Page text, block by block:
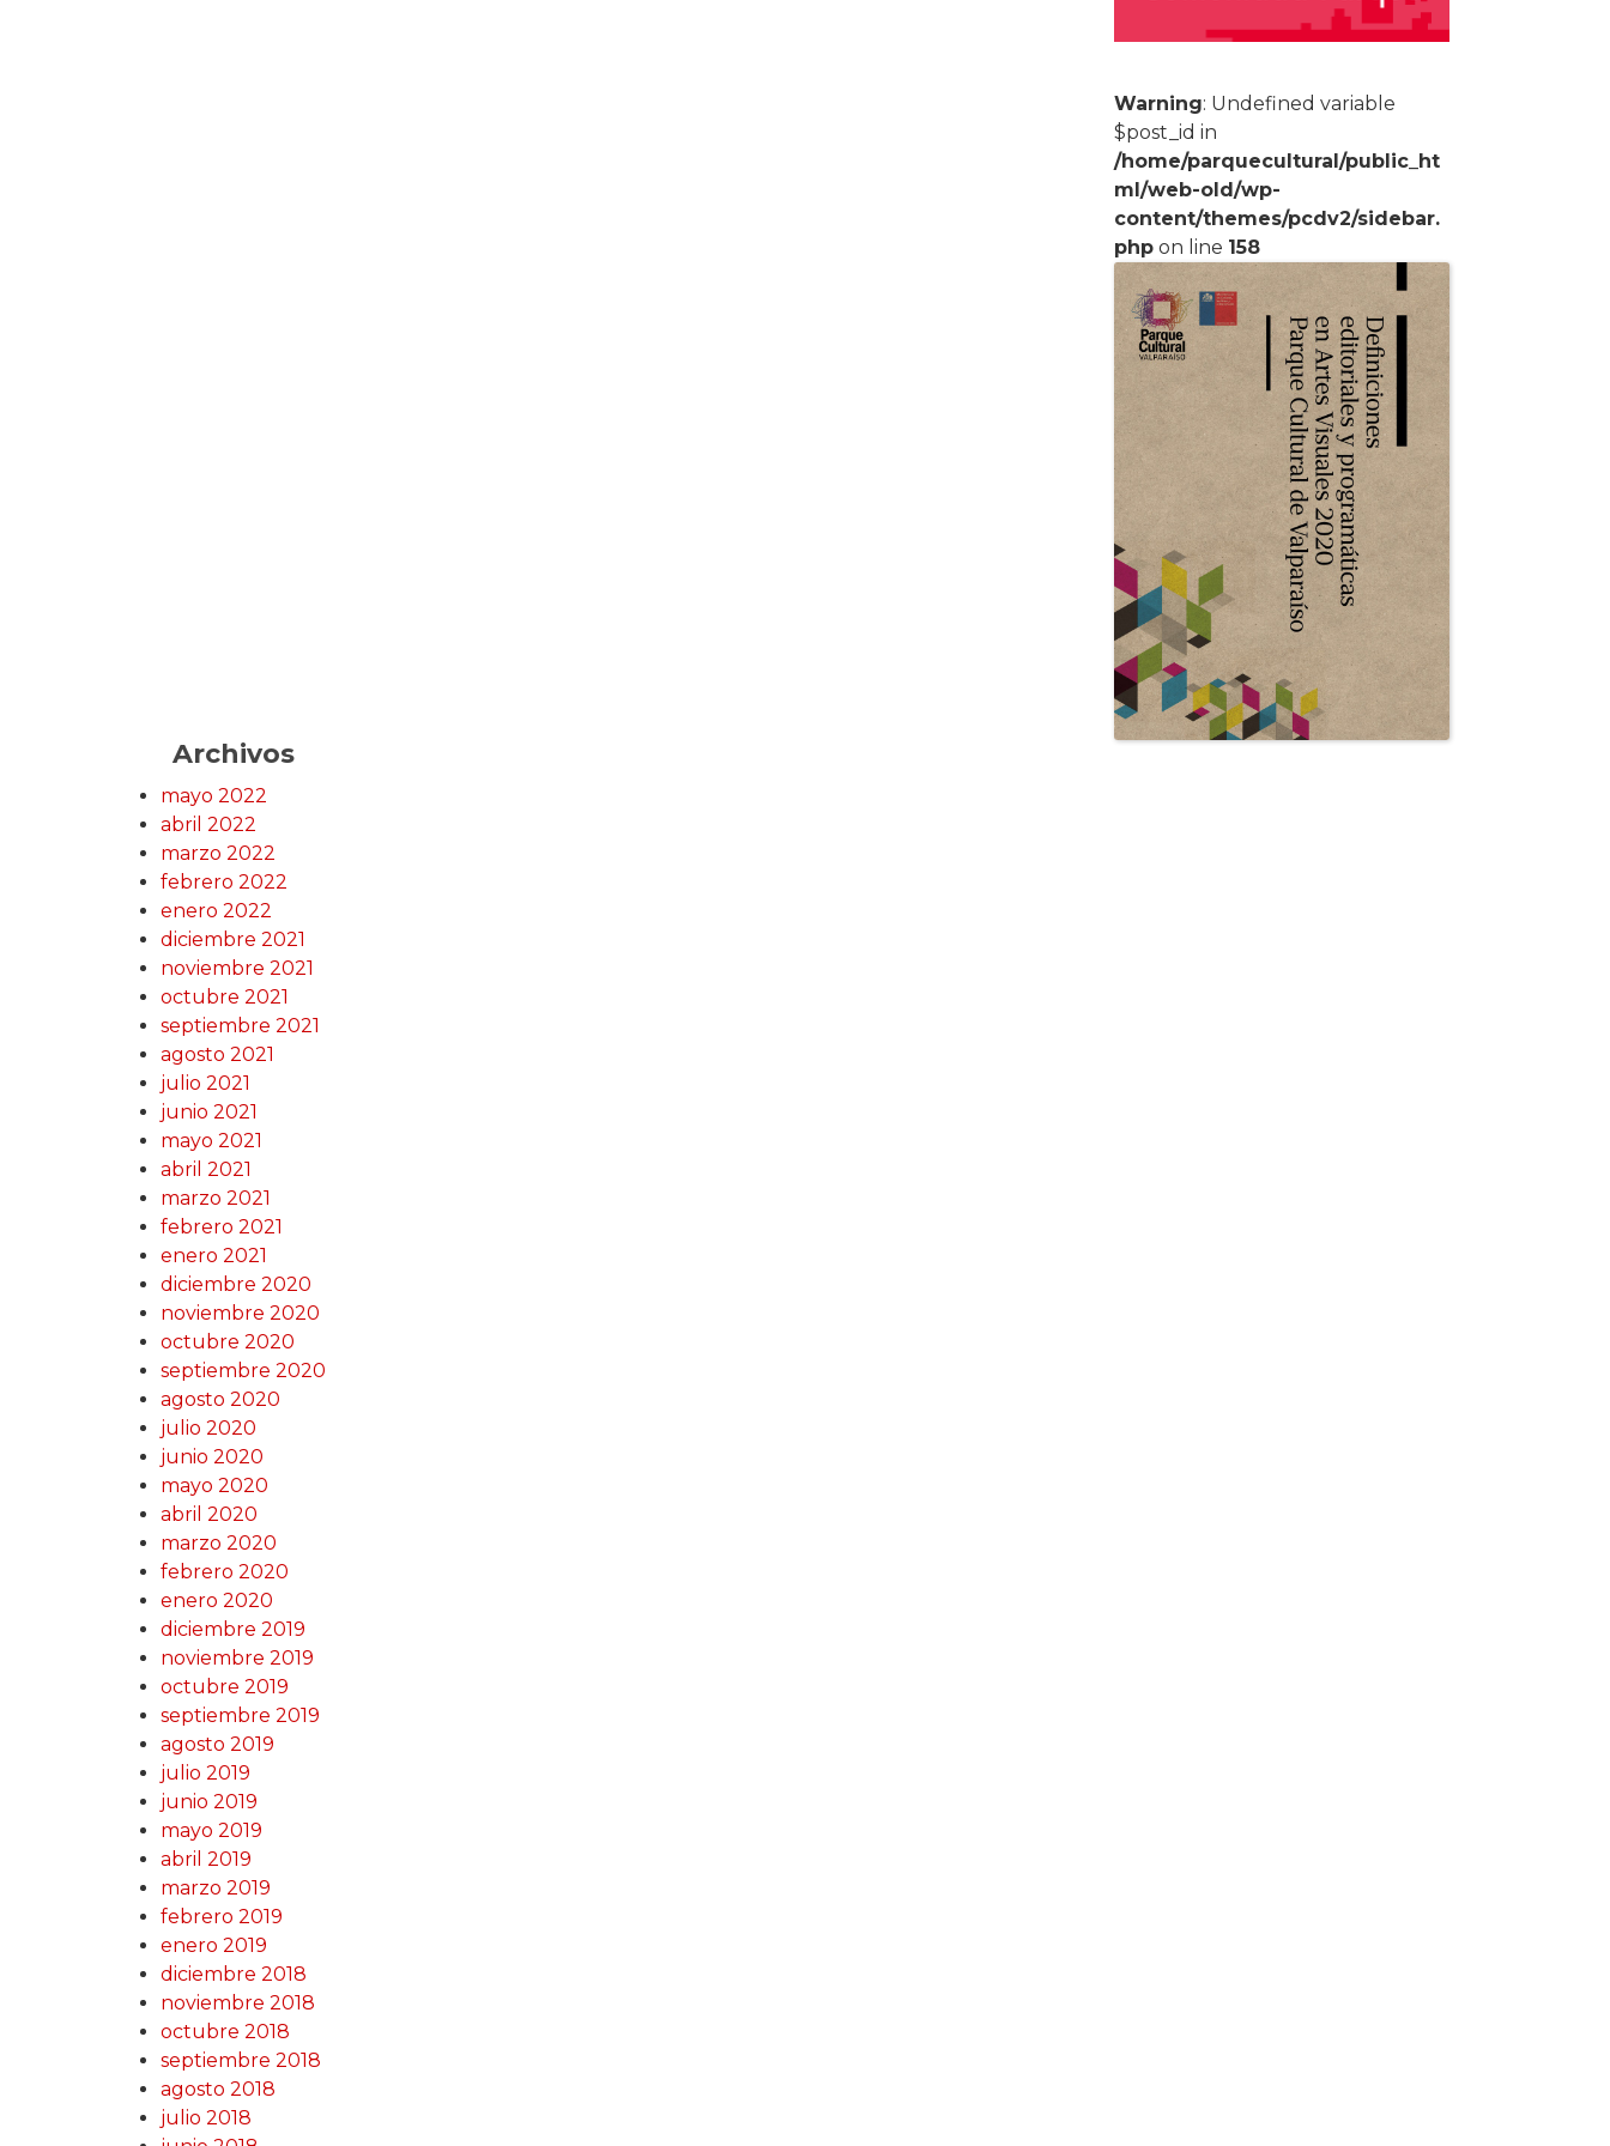
Warning: Undefined variable
$post_id in
/home/parquecultural/public_ht
ml/web-old/wp-
content/themes/pcdv2/sidebar.
php on line 158
Archivos
mayo 2022
abril 2022
marzo 2022
febrero 2022
enero 2022
diciembre 2021
noviembre 2021
octubre 2021
septiembre 2021
agosto 2021
julio 2021
junio 2021
mayo 2021
abril 2021
marzo 2021
febrero 2021
enero 2021
diciembre 2020
noviembre 2020
octubre 2020
septiembre 2020
agosto 2020
julio 2020
junio 2020
mayo 2020
abril 2020
marzo 2020
febrero 2020
enero 2020
diciembre 2019
noviembre 2019
octubre 2019
septiembre 2019
agosto 2019
julio 2019
junio 2019
mayo 2019
abril 2019
marzo 2019
febrero 2019
enero 2019
diciembre 2018
noviembre 2018
octubre 2018
septiembre 2018
agosto 2018
julio 2018